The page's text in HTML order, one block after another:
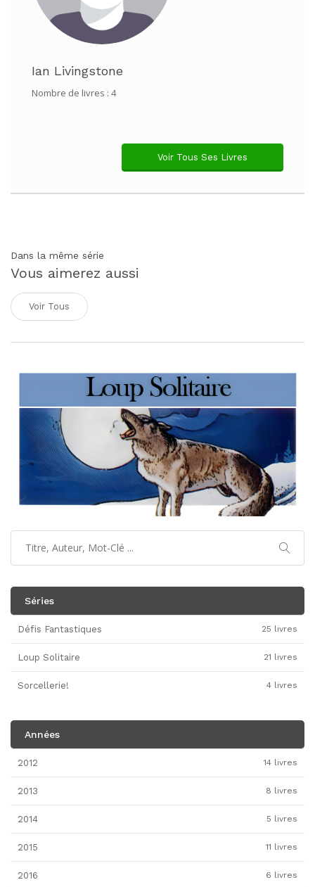
Ian Livingstone
Nombre de livres : 4
Voir Tous Ses Livres
Dans la même série
Vous aimerez aussi
Voir Tous
Séries
Défis Fantastiques 25 livres
Loup Solitaire 21 livres
Sorcellerie! 4 livres
Années
2012 14 livres
2013 8 livres
2014 5 livres
2015 11 livres
2016 6 livres